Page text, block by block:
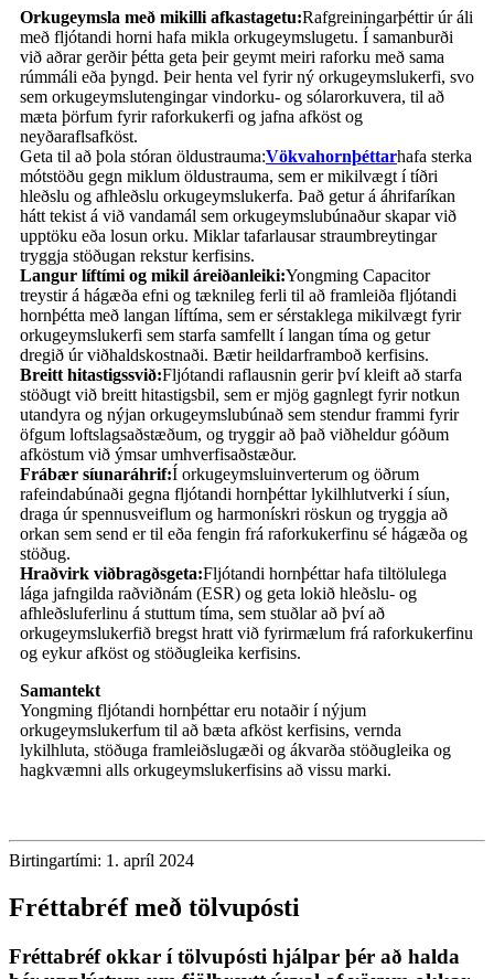
Orkugeymsla með mikilli afkastagetu:Rafgreiningarþéttir úr áli
með fljótandi horni hafa mikla orkugeymslugetu. Í samanburði
við aðrar gerðir þétta geta þeir geymt meiri raforku með sama
rúmmáli eða þyngd. Þeir henta vel fyrir ný orkugeymslukerfi, svo
sem orkugeymslutengingar vindorku- og sólarorkuvera, til að
mæta þörfum fyrir raforkukerfi og jafna afköst og
neyðaraflsafköst.
Geta til að þola stóran öldustrauma:Vökvahornþéttarhafa sterka
mótstöðu gegn miklum öldustrauma, sem er mikilvægt í tíðri
hleðslu og afhleðslu orkugeymslukerfa. Það getur á áhrifaríkan
hátt tekist á við vandamál sem orkugeymslubúnaður skapar við
upptöku eða losun orku. Miklar tafarlausar straumbreytingar
tryggja stöðugan rekstur kerfisins.
Langur líftími og mikil áreiðanleiki:Yongming Capacitor
treystir á hágæða efni og tæknileg ferli til að framleiða fljótandi
hornþétta með langan líftíma, sem er sérstaklega mikilvægt fyrir
orkugeymslukerfi sem starfa samfellt í langan tíma og getur
dregið úr viðhaldskostnaði. Bætir heildarframboð kerfisins.
Breitt hitastigssvið:Fljótandi raflausnin gerir því kleift að starfa
stöðugt við breitt hitastigsbil, sem er mjög gagnlegt fyrir notkun
utandyra og nýjan orkugeymslubúnað sem stendur frammi fyrir
öfgum loftslagsaðstæðum, og tryggir að það viðheldur góðum
afköstum við ýmsar umhverfisaðstæður.
Frábær síunaráhrif:Í orkugeymsluinverterum og öðrum
rafeindabúnaði gegna fljótandi hornþéttar lykilhlutverki í síun,
draga úr spennusveiflum og harmonískri röskun og tryggja að
orkan sem send er til eða fengin frá raforkukerfinu sé hágæða og
stöðug.
Hraðvirk viðbragðsgeta:Fljótandi hornþéttar hafa tiltölulega
lága jafngilda raðviðnám (ESR) og geta lokið hleðslu- og
afhleðsluferlinu á stuttum tíma, sem stuðlar að því að
orkugeymslukerfið bregst hratt við fyrirmælum frá raforkukerfinu
og eykur afköst og stöðugleika kerfisins.
Samantekt
Yongming fljótandi hornþéttar eru notaðir í nýjum
orkugeymslukerfum til að bæta afköst kerfisins, vernda
lykilhluta, stöðuga framleiðslugæði og ákvarða stöðugleika og
hagkvæmni alls orkugeymslukerfisins að vissu marki.
Birtingartími: 1. apríl 2024
Fréttabréf með tölvupósti
Fréttabréf okkar í tölvupósti hjálpar þér að halda